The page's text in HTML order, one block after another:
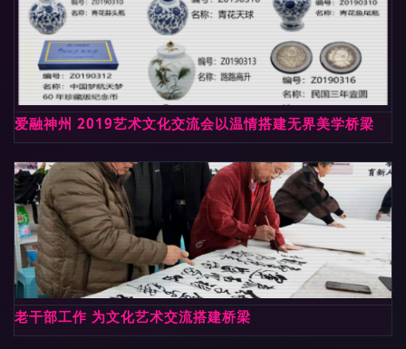
爱融神州 2019艺术文化交流会以温情搭建无界美学桥梁
老干部工作 为文化艺术交流搭建桥梁